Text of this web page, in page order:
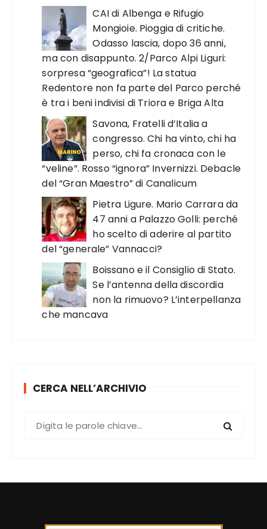
CAI di Albenga e Rifugio
Mongioie. Pioggia di critiche.
Odasso lascia, dopo 36 anni,
ma con disappunto. 2/Parco Alpi Liguri:
sorpresa “geografica”! La statua
Redentore non fa parte del Parco perché
è tra i beni indivisi di Triora e Briga Alta
Savona, Fratelli d’Italia a
congresso. Chi ha vinto, chi ha
perso, chi fa cronaca con le
“veline”. Rosso “ignora” Invernizzi. Debacle
del “Gran Maestro” di Canalicum
Pietra Ligure. Mario Carrara da
47 anni a Palazzo Golli: perché
ho scelto di aderire al partito
del “generale” Vannacci?
Boissano e il Consiglio di Stato.
Se l’antenna della discordia
non la rimuovo? L’interpellanza
che mancava
CERCA NELL’ARCHIVIO